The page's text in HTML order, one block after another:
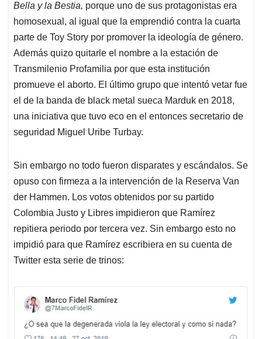
Bella y la Bestia, porque uno de sus protagonistas era
homosexual, al igual que la emprendió contra la cuarta
parte de Toy Story por promover la ideología de género.
Además quizo quitarle el nombre a la estación de
Transmilenio Profamilia por que esta institución
promueve el aborto. El último grupo que intentó vetar fue
el de la banda de black metal sueca Marduk en 2018,
una iniciativa que tuvo eco en el entonces secretario de
seguridad Miguel Uribe Turbay.
Sin embargo no todo fueron disparates y escándalos. Se
opuso con firmeza a la intervención de la Reserva Van
der Hammen. Los votos obtenidos por su partido
Colombia Justo y Libres impidieron que Ramírez
repitiera periodo por tercera vez. Sin embargo esto no
impidió para que Ramírez escribiera en su cuenta de
Twitter esta serie de trinos: